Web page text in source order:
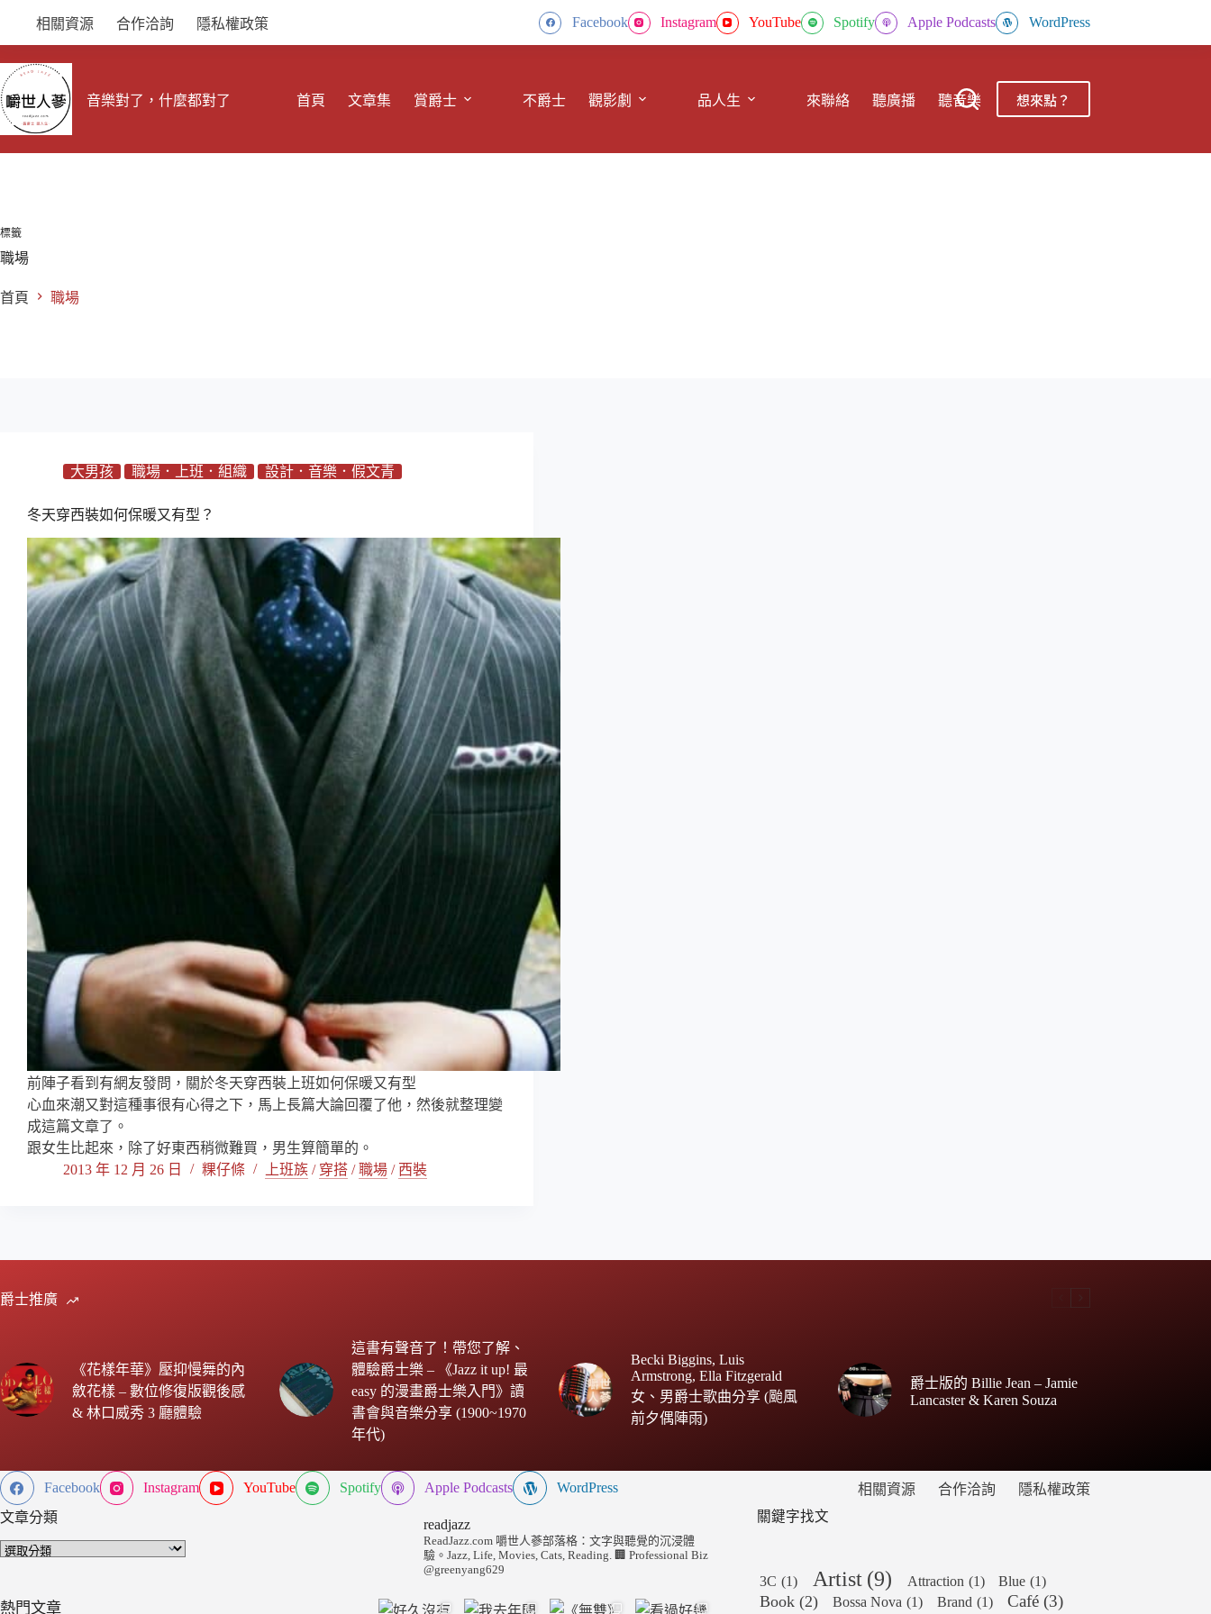
要
內
容
相關資源 合作洽詢 隱私權政策 Facebook Instagram YouTube Spotify Apple Podcasts WordPress
音樂對了，什麼都對了 首頁 文章集 賞爵士 不爵士 觀影劇 品人生 來聯絡 聽廣播 聽音樂 想來點？
標籤
職場
首頁 職場
大男孩 職場．上班．組織 設計．音樂．假文青
前陣子看到有網友發問，關於冬天穿西裝上班如何保暖又有型
心血來潮又對這種事很有心得之下，馬上長篇大論回覆了他，然後就整理變
成這篇文章了。
跟女生比起來，除了好東西稍微難買，男生算簡單的。
2013 年 12 月 26 日
粿仔條 上班族 / 穿搭 /職場 / 西裝
爵士推廣
《花樣年華》壓抑慢舞的內
斂花樣 – 數位修復版觀後感
& 林口威秀 3 廳體驗
這書有聲音了！帶您了解、
體驗爵士樂 – 《Jazz it up! 最
easy 的漫畫爵士樂入門》讀
書會與音樂分享 (1900~1970
年代)
Becki Biggins, Luis
Armstrong, Ella Fitzgerald
女、男爵士歌曲分享 (颱風
前夕偶陣雨)
爵士版的 Billie Jean – Jamie
Lancaster & Karen Souza
Facebook Instagram YouTube Spotify Apple Podcasts WordPress 相關資源 合作洽詢
隱私權政策
文章分類
文
類
熱門文章
readjazz
ReadJazz.com 嚼世人蔘部落格：文字與聽覺的沉浸體
驗。Jazz, Life, Movies, Cats, Reading. 🏢 Professional Biz
@greenyang629
關鍵字找文
3C (1) Artist (9) Attraction (1) Blue (1)
Book (2) Bossa Nova (1) Brand (1) Café (3)